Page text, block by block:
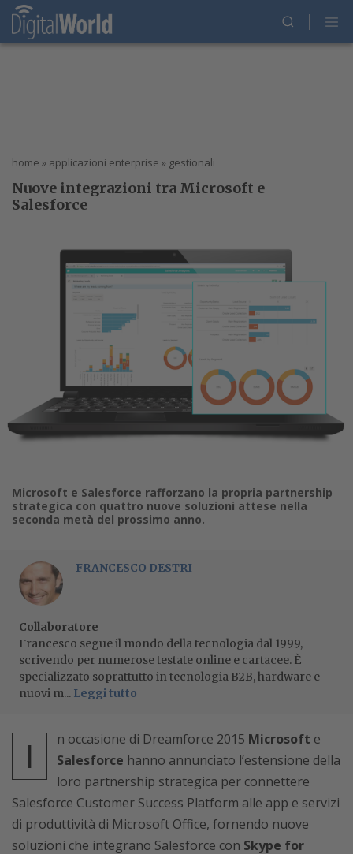
home » applicazioni enterprise » gestionali
Nuove integrazioni tra Microsoft e
Salesforce
Microsoft e Salesforce rafforzano la propria partnership
strategica con quattro nuove soluzioni attese nella
seconda metà del prossimo anno.
FRANCESCO DESTRI
Collaboratore
Francesco segue il mondo della tecnologia dal 1999,
scrivendo per numerose testate online e cartacee. È
specializzato soprattutto in tecnologia B2B, hardware e
nuovi m... Leggi tutto
I n occasione di Dreamforce 2015 Microsoft e
Salesforce hanno annunciato l’estensione della
loro partnership strategica per connettere
Salesforce Customer Success Platform alle app e servizi
di produttività di Microsoft Office, fornendo nuove
soluzioni che integrano Salesforce con Skype for